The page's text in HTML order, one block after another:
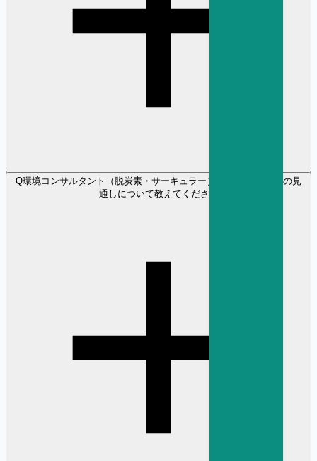
Q環境コンサルタント（脱炭素・サーキュラー） の将来性や年収の見
通しについて教えてください